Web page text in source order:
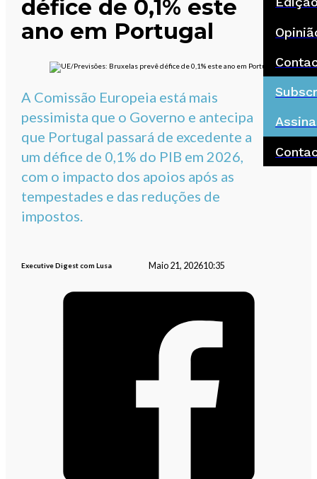
défice de 0,1% este
ano em Portugal
A Comissão Europeia está mais
pessimista que o Governo e antecipa
que Portugal passará de excedente a
um défice de 0,1% do PIB em 2026,
com o impacto dos apoios após as
tempestades e das reduções de
impostos.
Executive Digest com Lusa Maio 21, 202610:35